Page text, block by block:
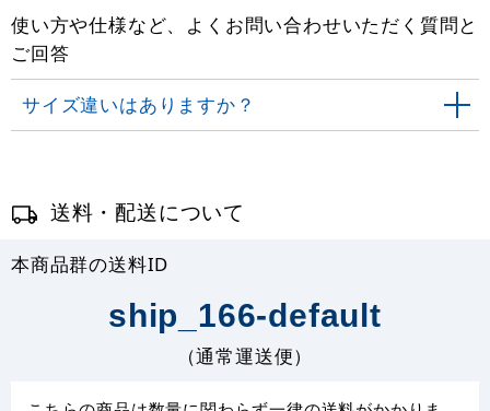
使い方や仕様など、よくお問い合わせいただく質問と
ご回答
サイズ違いはありますか？
送料・配送について
本商品群の送料ID
ship_166-default
（通常運送便）